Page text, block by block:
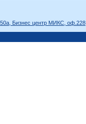
Бизнес центр МИКС, оф.228